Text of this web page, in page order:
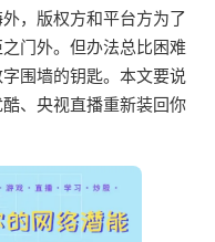
，版权方和平台方为了
门外。但办法总比困难
围墙的钥匙。本文要说
、央视直播重新装回你